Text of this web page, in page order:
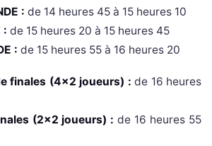
: de 14 heures 45 à 15 heures 10
: de 15 heures 20 à 15 heures 45
: de 15 heures 55 à 16 heures 20
finales (4×2 joueurs) : de 16 heures
(2×2 joueurs) :de 16 heures 55